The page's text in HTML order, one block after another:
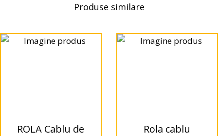
Produse similare
ROLA Cablu de
Rola cablu